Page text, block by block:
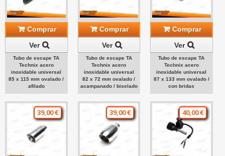
Comprar
Ver
Tubo de escape TA
Technix acero
inoxidable universal
85 x 115 mm ovalado /
afilado
Comprar
Ver
Tubo de escape TA
Technix acero
inoxidable universal
82 x 72 mm ovalado /
acampanado / biselado
Comprar
Ver
Tubo de escape TA
Technix acero
inoxidable universal
87 x 133 mm ovalado /
con bridas
39,00 € 39,00 € 40,00 €